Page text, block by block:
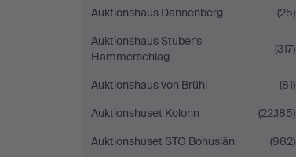
Auktionshaus Dannenberg
(25)
Auktionshaus Stuber's
Hammerschlag
(317)
Auktionshaus von Brühl
(81)
Auktionshuset Kolonn
(22.185)
Auktionshuset STO Bohuslän
(982)